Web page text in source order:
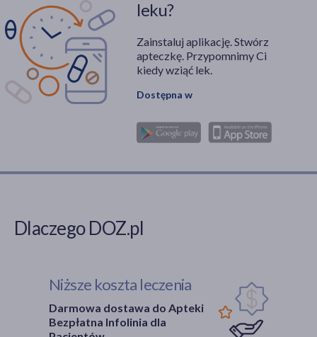
leku?
Zainstaluj aplikację. Stwórz
apteczkę. Przypomnimy Ci
kiedy wziąć lek.
Dostępna w
Dlaczego DOZ.pl
Niższe koszta leczenia
Darmowa dostawa do Apteki
Bezpłatna Infolinia dla